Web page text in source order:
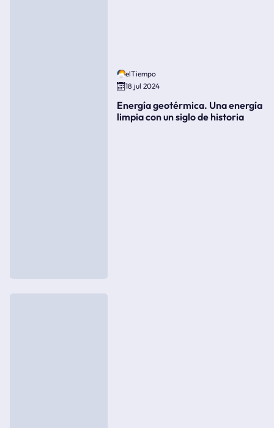
elTiempo
18 jul 2024
Energía geotérmica. Una energía
limpia con un siglo de historia